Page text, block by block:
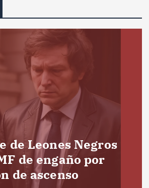
de Leones Negros
de engaño por
de ascenso